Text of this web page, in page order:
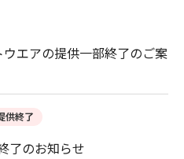
エアの提供一部終了のご案
供終了
了のお知らせ